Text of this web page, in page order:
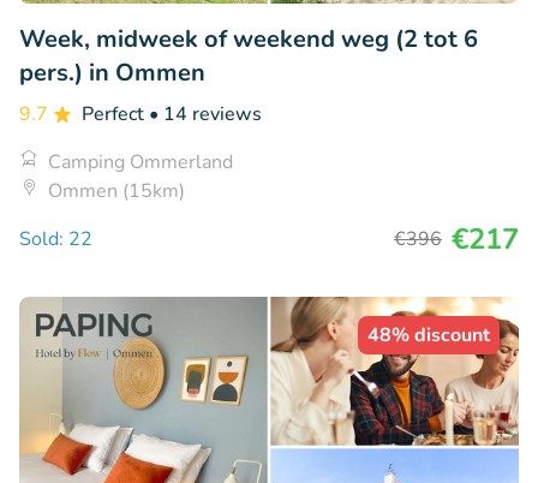
Week, midweek of weekend weg (2 tot 6
pers.) in Ommen
9.7 Perfect • 14 reviews
Camping Ommerland
Ommen (15km)
Sold: 22
€396 €217
48% discount